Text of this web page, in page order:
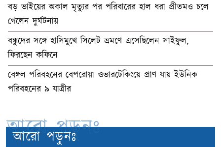
বড় ভাইয়ের অকাল মৃত্যুর পর পরিবারের হাল ধরা প্রীতমও চলে
গেলেন দুর্ঘটনায়
বন্ধুদের সঙ্গে হাসিমুখে সিলেট ভ্রমণে এসেছিলেন সাইফুল,
ফিরছেন কফিনে
বেঙ্গল পরিবহনের বেপরোয়া ওভারটেকিংয়ে প্রাণ যায় ইউনিক
পরিবহনের ৯ যাত্রীর
আরো পড়ুনঃ
আরো পড়ুনঃ